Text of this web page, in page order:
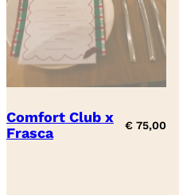
Comfort Club x
Frasca
€ 75,00